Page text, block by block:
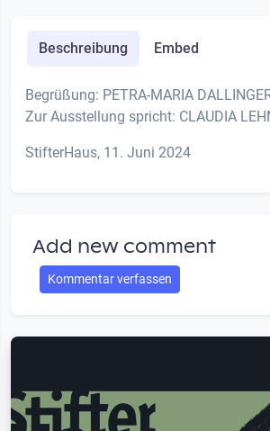
Beschreibung Embed
Begrüßung: PETRA-MARIA
Zur Ausstellung spricht: CLAUDIA
StifterHaus, 11. Juni 2024
Add new comment
Kommentar verfassen